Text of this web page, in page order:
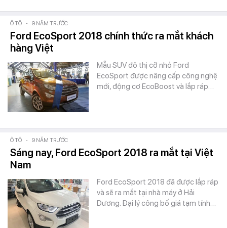
Ô TÔ - 9 NĂM TRƯỚC
Ford EcoSport 2018 chính thức ra mắt khách
hàng Việt
Mẫu SUV đô thị cỡ nhỏ Ford
EcoSport được nâng cấp công nghệ
mới, động cơ EcoBoost và lắp ráp…
Ô TÔ - 9 NĂM TRƯỚC
Sáng nay, Ford EcoSport 2018 ra mắt tại Việt
Nam
Ford EcoSport 2018 đã được lắp ráp
và sẽ ra mắt tại nhà máy ở Hải
Dương. Đại lý công bố giá tạm tính…